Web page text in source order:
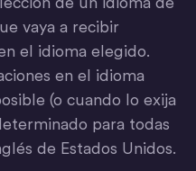
vaya a recibir
el idioma elegido.
en el idioma
(o cuando lo exija
para todas
de Estados Unidos.